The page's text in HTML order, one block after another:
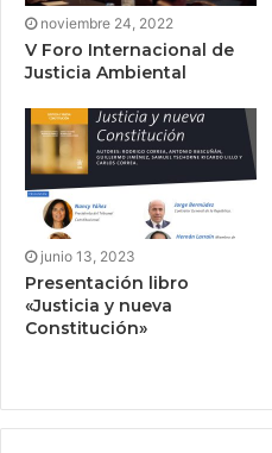
noviembre 24, 2022
V Foro Internacional de
Justicia Ambiental
junio 13, 2023
Presentación libro
«Justicia y nueva
Constitución»